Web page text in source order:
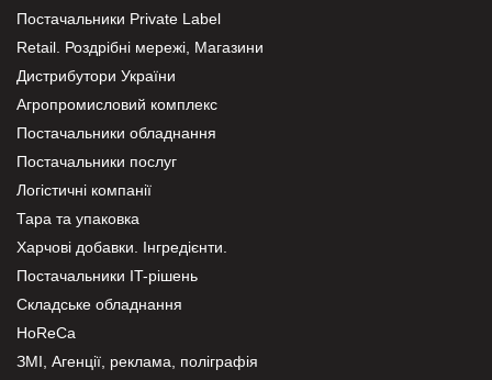
Постачальники Private Label
Retail. Роздрібні мережі, Магазини
Дистрибутори України
Агропромисловий комплекс
Постачальники обладнання
Постачальники послуг
Логістичні компанії
Тара та упаковка
Харчові добавки. Інгредієнти.
Постачальники IT-рішень
Складське обладнання
HoReCa
ЗМІ, Агенції, реклама, поліграфія